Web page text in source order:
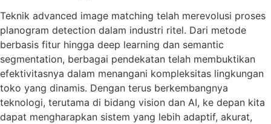
Teknik advanced image matching telah merevolusi proses
planogram detection dalam industri ritel. Dari metode
berbasis fitur hingga deep learning dan semantic
segmentation, berbagai pendekatan telah membuktikan
efektivitasnya dalam menangani kompleksitas lingkungan
toko yang dinamis. Dengan terus berkembangnya
teknologi, terutama di bidang vision dan AI, ke depan kita
dapat mengharapkan sistem yang lebih adaptif, akurat,